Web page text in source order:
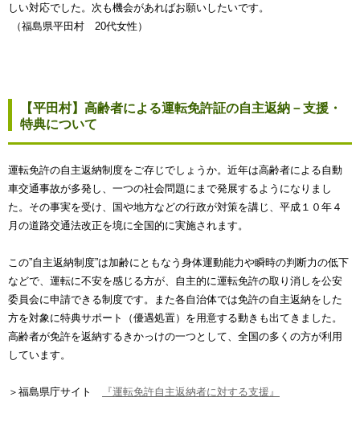
しい対応でした。次も機会があればお願いしたいです。
（福島県平田村 20代女性）
【平田村】高齢者による運転免許証の自主返納－支援・
特典について
運転免許の自主返納制度をご存じでしょうか。近年は高齢者による自動
車交通事故が多発し、一つの社会問題にまで発展するようになりまし
た。その事実を受け、国や地方などの行政が対策を講じ、平成１０年４
月の道路交通法改正を境に全国的に実施されます。
この”自主返納制度”は加齢にともなう身体運動能力や瞬時の判断力の低下
などで、運転に不安を感じる方が、自主的に運転免許の取り消しを公安
委員会に申請できる制度です。また各自治体では免許の自主返納をした
方を対象に特典サポート（優遇処置）を用意する動きも出てきました。
高齢者が免許を返納するきかっけの一つとして、全国の多くの方が利用
しています。
＞福島県庁サイト 『運転免許自主返納者に対する支援』